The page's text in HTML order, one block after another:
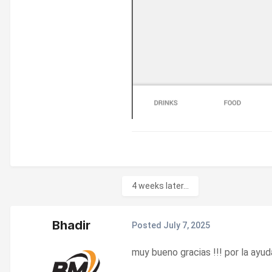
4 weeks later...
Bhadir Posted July 7, 2025
muy bueno gracias !!! por la